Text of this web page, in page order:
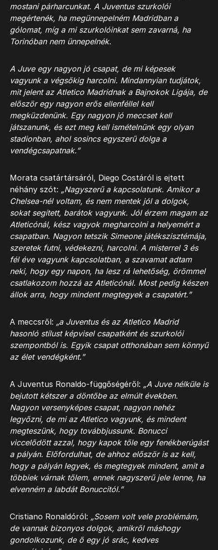
mostani párharcunkat. A Juventus szurkolói
megértenék, ha megünnepelném Madridban a
gólomat, míg a mi szurkolóinkat sem zavarná, ha
Torinóban nem ünnepelnék.
A Juve egy nagyon jó csapat, de mi képesek
vagyunk a végsőkig harcolni. Mindannyian tudjátok,
mit jelent az Atletico Madridnak a Bajnokok Ligája, de
először egy nagyon erős ellenféllel kell
megküzdenünk. Egy nagyon jó meccset kell
játszanunk, és ezt meg kell ismételnünk egy olyan
stadionban, ahol sosincs egyszerű dolga a
vendégcsapatnak.”
Morata csatártársáról, Diego Costáról is ejtett
néhány szót: „Nagyszerű a kapcsolatunk. Amikor a
Chelsea-nél voltam, és nem mentek jól a dolgok,
sokat segített, barátok vagyunk. Jól érzem magam az
Atleticónál, kész vagyok megharcolni a helyemért a
csapatban. Nagyon tetszik Simeone játékszisztémája,
szeretek futni, védekezni, harcolni. A misterrel 3 és
fél éve vagyunk kapcsolatban, a szavamat adtam
neki, hogy egy napon, ha lesz rá lehetőség, örömmel
csatlakozom hozzá az Atleticónál. Most pedig készen
állok arra, hogy mindent megtegyek a csapatért.”
A meccsről: „a Juventus és az Atletico Madrid
hasonló stílust képvisel csapatként és szurkolói
szempontból is. Egyik csapat otthonában sem könnyű
az élet vendégként.”
A Juventus Ronaldo-függőségéről: „A Juve nélküle is
bejutott kétszer a döntőbe az elmúlt években.
Nagyon versenyképes csapat, nagyon nehéz
legyőzni, de mi az Atletico vagyunk, és mindent
megteszünk, hogy továbbjussunk. Bonucci
viccelődött azzal, hogy kapok tőle egy fenékberúgást
a pályán. Előfordulhat, de ahhoz először is az kell,
hogy a pályán legyek, és megtegyek mindent, amit a
többiek várnak tőlem, ennek nagyszerű jele lenne, ha
elvenném a labdát Bonuccitól.”
Cristiano Ronaldóról: „Sosem volt vele problémám,
de vannak bizonyos dolgok, amikről máshogy
gondolkozunk, de ő egy jó srác, kedves